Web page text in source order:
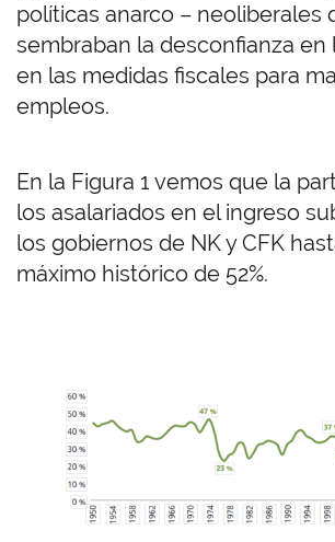
políticas anarco – neoliberales
sembraban la desconfianza en
en las medidas fiscales para
empleos.
En la Figura 1 vemos que la
los asalariados en el ingreso
los gobiernos de NK y CFK
máximo histórico de 52%.